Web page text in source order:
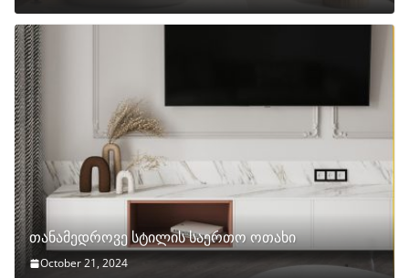
თანამედროვე სტილის საერთო ოთახი
October 21, 2024